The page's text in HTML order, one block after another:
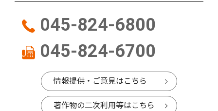
045-824-6800
045-824-6700
情報提供・ご意見はこちら
著作物の二次利用等はこちら